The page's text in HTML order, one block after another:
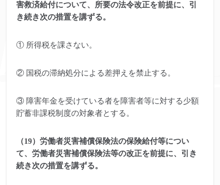
害救済給付について、所要の法令改正を前提に、引
き続き次の措置を講ずる。
① 所得税を課さない。
② 国税の滞納処分による差押えを禁止する。
③ 障害年金を受けている者を障害者等に対する少額
貯蓄非課税制度の対象者とする。
（19）労働者災害補償保険法の保険給付等につい
て、労働者災害補償保険法等の改正を前提に、引き
続き次の措置を講ずる。